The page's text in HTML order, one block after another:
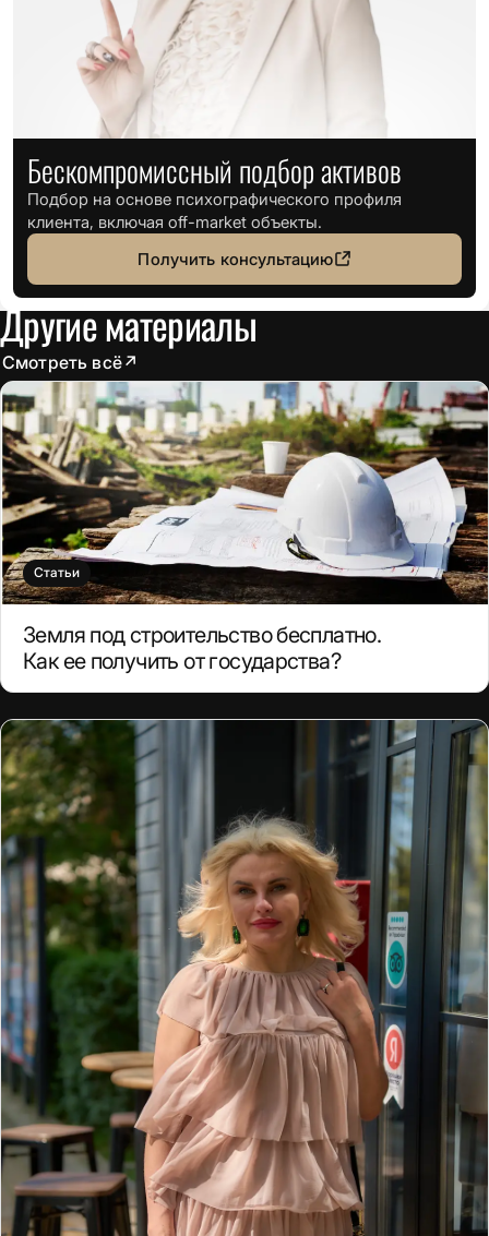
Бескомпромиссный подбор активов
Подбор на основе психографического профиля
клиента, включая off-market объекты.
Получить консультацию
Другие материалы
Смотреть всё↗
Статьи
Земля под строительство бесплатно.
Как ее получить от государства?